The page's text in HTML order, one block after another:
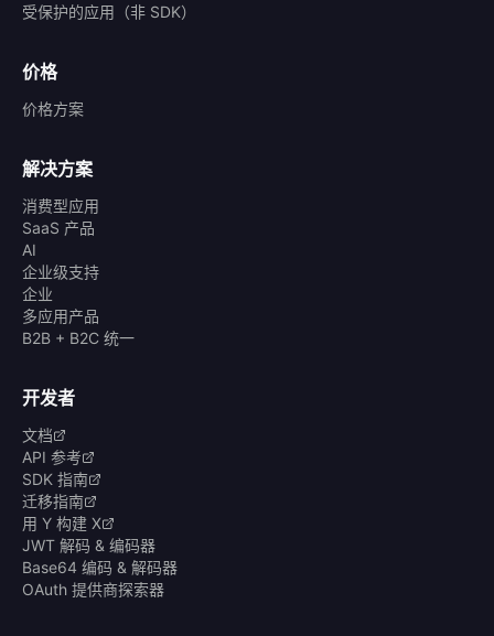
受保护的应用（非 SDK）
价格
价格方案
解决方案
消费型应用
SaaS 产品
AI
企业级支持
企业
多应用产品
B2B + B2C 统一
开发者
文档
API 参考
SDK 指南
迁移指南
用 Y 构建 X
JWT 解码 & 编码器
Base64 编码 & 解码器
OAuth 提供商探索器